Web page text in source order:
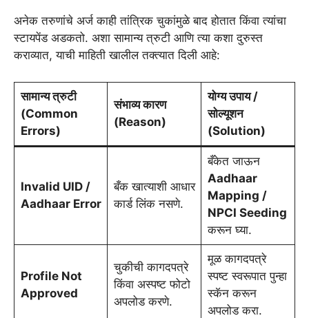
अनेक तरुणांचे अर्ज काही तांत्रिक चुकांमुळे बाद होतात किंवा त्यांचा
स्टायपेंड अडकतो. अशा सामान्य त्रुटी आणि त्या कशा दुरुस्त
कराव्यात, याची माहिती खालील तक्त्यात दिली आहे:
सामान्य त्रुटी
(Common
Errors)
संभाव्य कारण
(Reason)
योग्य उपाय /
सोल्यूशन
(Solution)
Invalid UID /
Aadhaar Error
बँक खात्याशी आधार
कार्ड लिंक नसणे.
बँकेत जाऊन
Aadhaar
Mapping /
NPCI Seeding
करून घ्या.
Profile Not
Approved
चुकीची कागदपत्रे
किंवा अस्पष्ट फोटो
अपलोड करणे.
मूळ कागदपत्रे
स्पष्ट स्वरूपात पुन्हा
स्कॅन करून
अपलोड करा.